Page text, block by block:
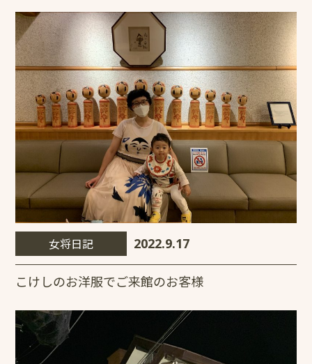
女将日記 2022.9.17
こけしのお洋服でご来館のお客様